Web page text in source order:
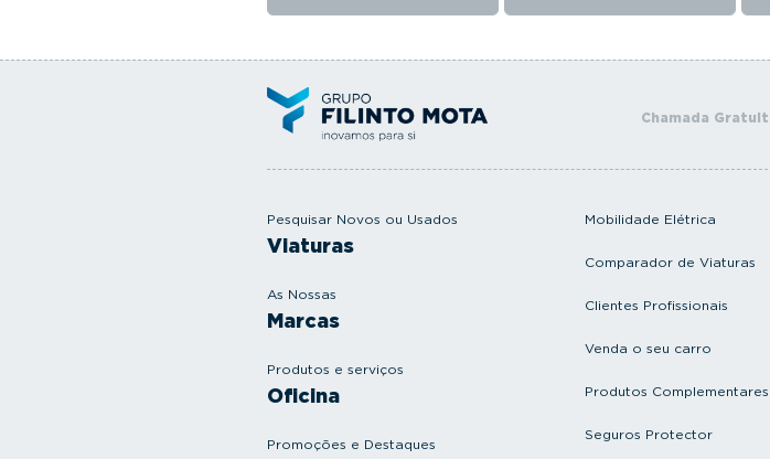
Chamada
Pesquisar Novos ou Usados
Viaturas
As Nossas
Marcas
Produtos e serviços
Oficina
Promoções e Destaques
Mobilidade Elétrica
Comparador de Viaturas
Clientes Profissionais
Venda o seu carro
Produtos Complementares
Seguros Protector